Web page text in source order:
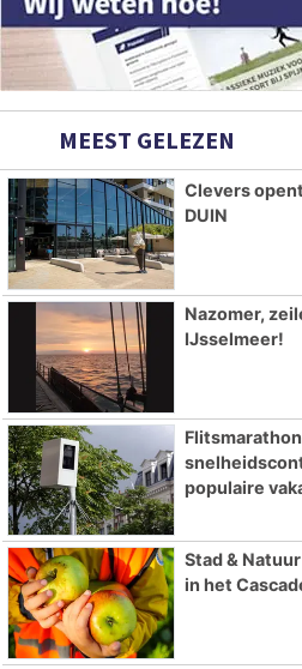
MEEST GELEZEN
Clevers
DUIN
Nazomer,
IJsselmeer!
populaire
Stad &
in het